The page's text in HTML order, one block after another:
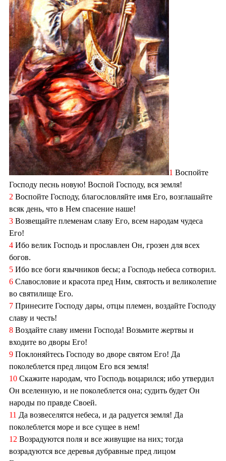
1 Воспойте
Господу песнь новую! Воспой Господу, вся земля!
2 Воспойте Господу, благословляйте имя Его, возглашайте
всяк день, что в Нем спасение наше!
3 Возвещайте племенам славу Его, всем народам чудеса
Его!
4 Ибо велик Господь и прославлен Он, грозен для всех
богов.
5 Ибо все боги язычников бесы; а Господь небеса сотворил.
6 Славословие и красота пред Ним, святость и великолепие
во святилище Его.
7 Принесите Господу дары, отцы племен, воздайте Господу
славу и честь!
8 Воздайте славу имени Господа! Возьмите жертвы и
входите во дворы Его!
9 Поклоняйтесь Господу во дворе святом Его! Да
поколеблется пред лицом Его вся земля!
10 Скажите народам, что Господь воцарился; ибо утвердил
Он вселенную, и не поколеблется она; судить будет Он
народы по правде Своей.
11 Да возвеселятся небеса, и да радуется земля! Да
поколеблется море и все сущее в нем!
12 Возрадуются поля и все живущие на них; тогда
возрадуются все деревья дубравные пред лицом